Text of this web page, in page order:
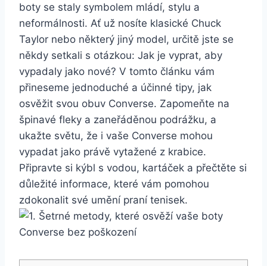
boty se ⁤staly⁢ symbolem mládí, stylu ‍a
neformálnosti. ⁤Ať ⁢už nosíte klasické⁢ Chuck
Taylor nebo některý ​jiný model, určitě‍ jste se‌
někdy setkali s otázkou: Jak je vyprat, aby
‍vypadaly jako nové?‍ V tomto ‍článku ‌vám
přineseme⁣ jednoduché ⁣a ​účinné tipy, jak
osvěžit ⁤svou obuv Converse. Zapomeňte na
špinavé fleky a​ zaneřáděnou podrážku, a
⁢ukažte světu, ​že i vaše Converse mohou
vypadat jako právě ⁢vytažené z krabice.
Připravte si kýbl s vodou, kartáček a přečtěte ‍si
důležité informace, které vám pomohou
zdokonalit ⁣své umění praní‍ tenisek.